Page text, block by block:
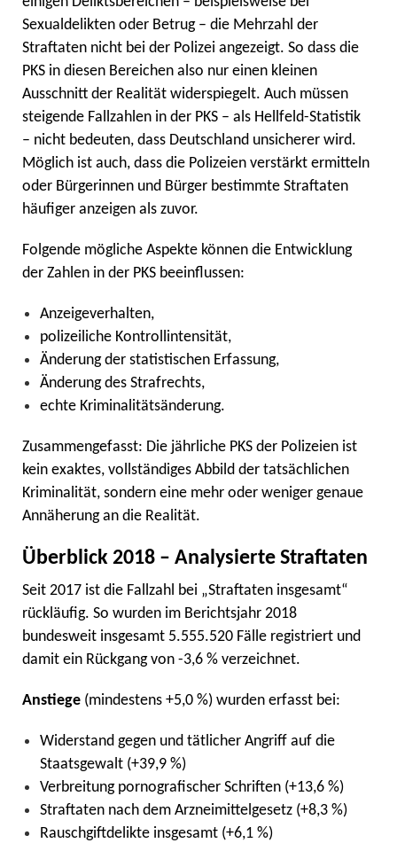
Sexualdelikten oder Betrug – die Mehrzahl der
Straftaten nicht bei der Polizei angezeigt. So dass die
PKS in diesen Bereichen also nur einen kleinen
Ausschnitt der Realität widerspiegelt. Auch müssen
steigende Fallzahlen in der PKS – als Hellfeld-Statistik
– nicht bedeuten, dass Deutschland unsicherer wird.
Möglich ist auch, dass die Polizeien verstärkt ermitteln
oder Bürgerinnen und Bürger bestimmte Straftaten
häufiger anzeigen als zuvor.
Folgende mögliche Aspekte können die Entwicklung
der Zahlen in der PKS beeinflussen:
Anzeigeverhalten,
polizeiliche Kontrollintensität,
Änderung der statistischen Erfassung,
Änderung des Strafrechts,
echte Kriminalitätsänderung.
Zusammengefasst: Die jährliche PKS der Polizeien ist
kein exaktes, vollständiges Abbild der tatsächlichen
Kriminalität, sondern eine mehr oder weniger genaue
Annäherung an die Realität.
Überblick 2018 – Analysierte Straftaten
Seit 2017 ist die Fallzahl bei „Straftaten insgesamt“
rückläufig. So wurden im Berichtsjahr 2018
bundesweit insgesamt 5.555.520 Fälle registriert und
damit ein Rückgang von -3,6 % verzeichnet.
Anstiege (mindestens +5,0 %) wurden erfasst bei:
Widerstand gegen und tätlicher Angriff auf die
Staatsgewalt (+39,9 %)
Verbreitung pornografischer Schriften (+13,6 %)
Straftaten nach dem Arzneimittelgesetz (+8,3 %)
Rauschgiftdelikte insgesamt (+6,1 %)